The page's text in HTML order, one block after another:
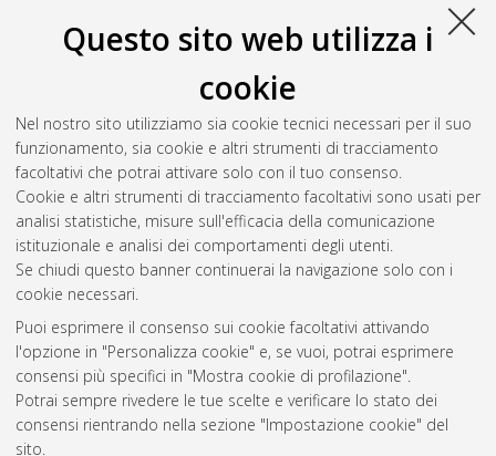
Questo sito web utilizza i
cookie
Nel nostro sito utilizziamo sia cookie tecnici necessari per il suo
funzionamento, sia cookie e altri strumenti di tracciamento
facoltativi che potrai attivare solo con il tuo consenso.
Cookie e altri strumenti di tracciamento facoltativi sono usati per
analisi statistiche, misure sull'efficacia della comunicazione
istituzionale e analisi dei comportamenti degli utenti.
Se chiudi questo banner continuerai la navigazione solo con i
cookie necessari.
Puoi esprimere il consenso sui cookie facoltativi attivando
l'opzione in "Personalizza cookie" e, se vuoi, potrai esprimere
consensi più specifici in "Mostra cookie di profilazione".
Potrai sempre rivedere le tue scelte e verificare lo stato dei
consensi rientrando nella sezione "Impostazione cookie" del
sito.
Gestione del documento:
Atom
Rss 1.0
Rss 2.0